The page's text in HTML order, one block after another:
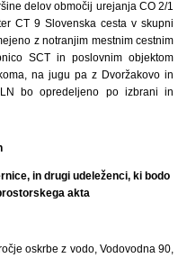
delov območij urejanja CO 2/1
CT 9 Slovenska cesta v skupni
z notranjim mestnim cestnim
SCT in poslovnim objektom
na jugu pa z Dvoržakovo in
bo opredeljeno po izbrani in
in drugi udeleženci, ki bodo
akta
oskrbe z vodo, Vodovodna 90,